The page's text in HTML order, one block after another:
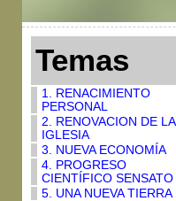
Temas
1. RENACIMIENTO
PERSONAL
2. RENOVACION DE LA
IGLESIA
3. NUEVA ECONOMÍA
4. PROGRESO
CIENTÍFICO SENSATO
5. UNA NUEVA TIERRA